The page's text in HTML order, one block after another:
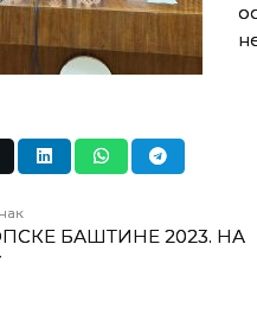
БАШТИНЕ 2023. НА